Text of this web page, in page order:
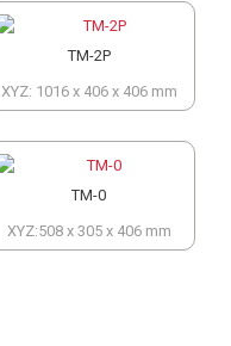
TM-2P
XYZ: 1016 x 406 x 406 mm
TM-0
XYZ:508 x 305 x 406 mm